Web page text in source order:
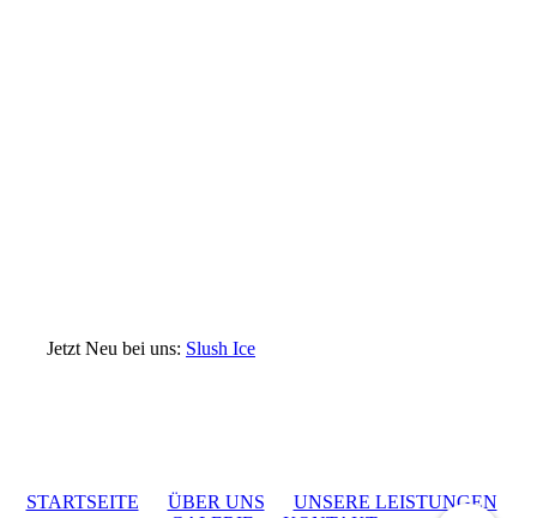
Jetzt Neu bei uns: Slush Ice
STARTSEITE ÜBER UNS
UNSERE LEISTUNGEN